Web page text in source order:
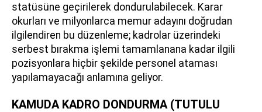
statüsüne geçirilerek dondurulabilecek. Karar
okurları ve milyonlarca memur adayını doğrudan
ilgilendiren bu düzenleme; kadrolar üzerindeki
serbest bırakma işlemi tamamlanana kadar ilgili
pozisyonlara hiçbir şekilde personel ataması
yapılamayacağı anlamına geliyor.
KAMUDA KADRO DONDURMA (TUTULU